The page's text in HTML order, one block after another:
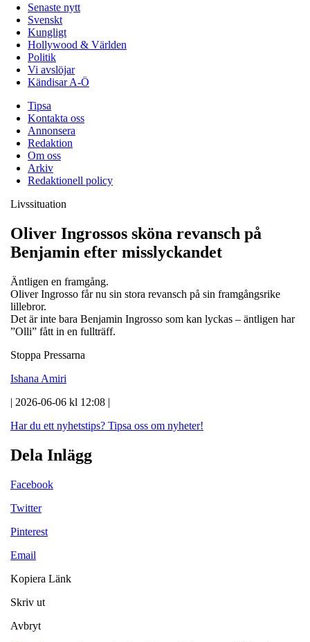
Senaste nytt
Svenskt
Kungligt
Hollywood & Världen
Politik
Vi avslöjar
Kändisar A-Ö
Tipsa
Kontakta oss
Annonsera
Redaktion
Om oss
Arkiv
Redaktionell policy
Livssituation
Oliver Ingrossos sköna revansch på
Benjamin efter misslyckandet
Äntligen en framgång.
Oliver Ingrosso får nu sin stora revansch på sin framgångsrike
lillebror.
Det är inte bara Benjamin Ingrosso som kan lyckas – äntligen har
”Olli” fått in en fullträff.
Stoppa Pressarna
Ishana Amiri
| 2026-06-06 kl 12:08 |
Har du ett nyhetstips? Tipsa oss om nyheter!
Dela Inlägg
Facebook
Twitter
Pinterest
Email
Kopiera Länk
Skriv ut
Avbryt